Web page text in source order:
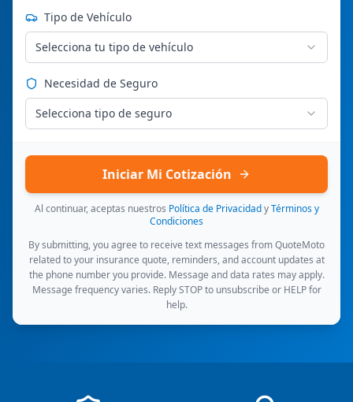
Tipo de Vehículo
Selecciona tu tipo de vehículo
Necesidad de Seguro
Selecciona tipo de seguro
Iniciar Mi Cotización
Al continuar, aceptas nuestros Política de Privacidad y Términos y
Condiciones
By submitting, you agree to receive text messages from QuoteMoto
related to your insurance quote, reminders, and account updates at
the phone number you provide. Message and data rates may apply.
Message frequency varies. Reply STOP to unsubscribe or HELP for
help.